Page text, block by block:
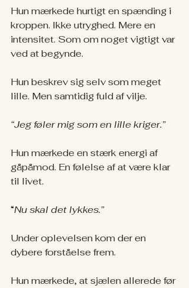
Hun mærkede hurtigt en spænding i
kroppen. Ikke utryghed. Mere en
intensitet. Som om noget vigtigt var
ved at begynde.
Hun beskrev sig selv som meget
lille. Men samtidig fuld af vilje.
“Jeg føler mig som en lille kriger.”
Hun mærkede en stærk energi af
gåpåmod. En følelse af at være klar
til livet.
“Nu skal det lykkes.”
Under oplevelsen kom der en
dybere forståelse frem.
Hun mærkede, at sjælen allerede før